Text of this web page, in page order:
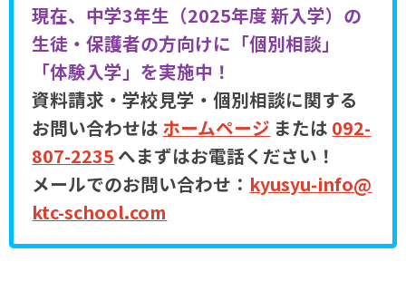
現在、中学3年生（2025年度 新入学）の
生徒・保護者の方向けに「個別相談」
「体験入学」を実施中！
資料請求・学校見学・個別相談に関する
お問い合わせは ホームページ または 092-
807-2235 へまずはお電話ください！
メールでのお問い合わせ： kyusyu-info@
ktc-school.com